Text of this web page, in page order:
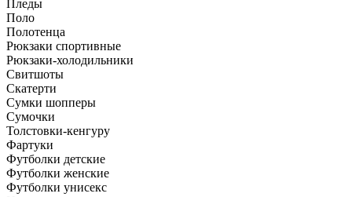
Пледы
Поло
Полотенца
Рюкзаки спортивные
Рюкзаки-холодильники
Свитшоты
Скатерти
Сумки шопперы
Сумочки
Толстовки-кенгуру
Фартуки
Футболки детские
Футболки женские
Футболки унисекс